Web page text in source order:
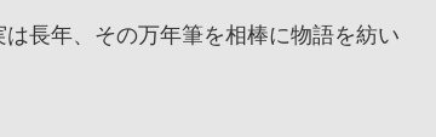
長年、その万年筆を相棒に物語を紡い